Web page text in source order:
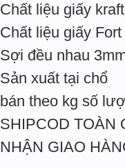
Chất liệu giấy
Chất liệu giấy
Sợi đều nhau
Sản xuất tại chổ
bán theo kg số
SHIPCOD TOÀN
NHẬN GIAO